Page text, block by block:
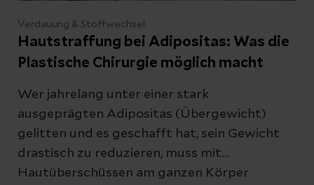
Verdauung & Stoffwechsel
Hautstraffung bei Adipositas: Was die
Plastische Chirurgie möglich macht
Wer jahrelang unter einer stark
ausgeprägten Adipositas (Übergewicht)
gelitten und es geschafft hat, sein Gewicht
drastisch zu reduzieren, muss mit
Hautüberschüssen am ganzen Körper